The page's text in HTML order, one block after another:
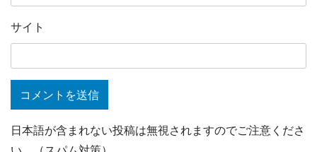
サイト
日本語が含まれない投稿は無視されますのでご注意くださ